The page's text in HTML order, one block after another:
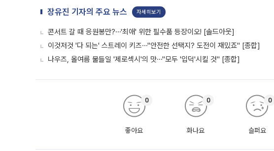
장유진 기자의 주요 뉴스 자세히보기
콘서트 갈 때 응원봉만?⋯'최애' 위한 필수품 등장이오! [솔드아웃]
이것저것 '다 되는' 스트레이 키즈⋯"안전한 선택지? 도전이 재밌죠" [종합]
나우즈, 올여름 물들일 '제로섹시'의 맛⋯"모두 '입덕'시킬 것" [종합]
좋아요
0
화나요
0
슬퍼요
0